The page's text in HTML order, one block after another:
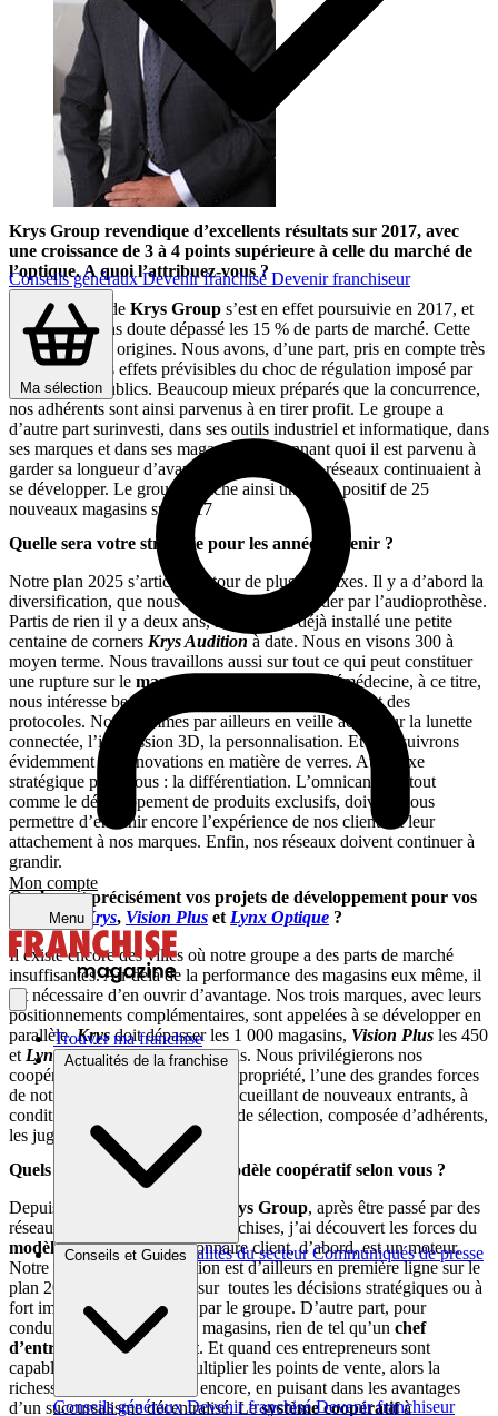
Conseils générauxDevenir franchisé Devenir franchiseur
Ma sélection
Mon compte
Menu
Trouver ma franchise
Actualités de la franchise
Brèves et actus Actualités du secteur Communiqués de presse
Conseils et Guides
Conseils généraux Devenir franchisé Devenir franchiseur
Krys Group revendique d’excellents résultats sur 2017, avec
une croissance de 3 à 4 points supérieure à celle du marché de
l’optique. A quoi l’attribuez-vous ?
La croissance de Krys Group s’est en effet poursuivie en 2017, et
nous avons sans doute dépassé les 15 % de parts de marché. Cette
réussite a deux origines. Nous avons, d’une part, pris en compte très
rapidement des effets prévisibles du choc de régulation imposé par
les pouvoirs publics. Beaucoup mieux préparés que la concurrence,
nos adhérents sont ainsi parvenus à en tirer profit. Le groupe a
d’autre part surinvesti, dans ses outils industriel et informatique, dans
ses marques et dans ses magasins. Moyennant quoi il est parvenu à
garder sa longueur d’avance. Tandis que nos réseaux continuaient à
se développer. Le groupe affiche ainsi un solde positif de 25
nouveaux magasins sur 2017
Quelle sera votre stratégie pour les années à venir ?
Notre plan 2025 s’articule autour de plusieurs axes. Il y a d’abord la
diversification, que nous avons choisi d’aborder par l’audioprothèse.
Partis de rien il y a deux ans, nous avons déjà installé une petite
centaine de corners Krys Audition à date. Nous en visons 300 à
moyen terme. Nous travaillons aussi sur tout ce qui peut constituer
une rupture sur le marché de l’optique
. La télémédecine, à ce titre,
nous intéresse beaucoup, et nous testons actuellement des
protocoles. Nous sommes par ailleurs en veille active sur la lunette
connectée, l’impression 3D, la personnalisation. Et poursuivrons
évidemment les innovations en matière de verres. Autre axe
stratégique pour nous : la différentiation. L’omnicanalité, tout
comme le développement de produits exclusifs, doivent nous
permettre d’enrichir encore l’expérience de nos clients et leur
attachement à nos marques. Enfin, nos réseaux doivent continuer à
grandir.
Quels sont précisément vos projets de développement pour vos
enseignesKrys, Vision Plus et Lynx Optique ?
Il existe encore des villes où notre groupe a des parts de marché
insuffisantes. Au-delà de la performance des magasins eux même, il
est nécessaire d’en ouvrir d’avantage. Nos trois marques, avec leurs
positionnements complémentaires, sont appelées à se développer en
parallèle.Krysdoit dépasser les 1 000 magasins, Vision Plus les 450
et Lynx Optiqueles 150 au moins. Nous privilégierons nos
coopérateurs en place et la multi-propriété, l’une des grandes forces
de notre
. Tout en accueillant de nouveaux entrants, à
condition que notre commission de sélection, composée d’adhérents,
les juge ADN-compatibles.
Quels sont les avantages du modèle coopératif selon vous ?
Depuis cinq ans que je dirige
Krys Group, après être passé par des
réseaux succursalistes et des franchises, j’ai découvert les forces du
modèle coopératif. L’actionnaire client, d’abord, est un moteur.
Notre conseil d’administration est d’ailleurs en première ligne sur le
plan 2025. Et globalement sur toutes les décisions stratégiques ou à
fort impact financier prises par le groupe. D’autre part, pour
conduire de petites équipes magasins, rien de tel qu’un chef
d’entreprise indépendant. Et quand ces entrepreneurs sont
capables d’investir et de multiplier les points de vente, alors la
richesse du modèle grandit encore, en puisant dans les avantages
d’un succursalisme décentralisé. Lesystème coopératifà